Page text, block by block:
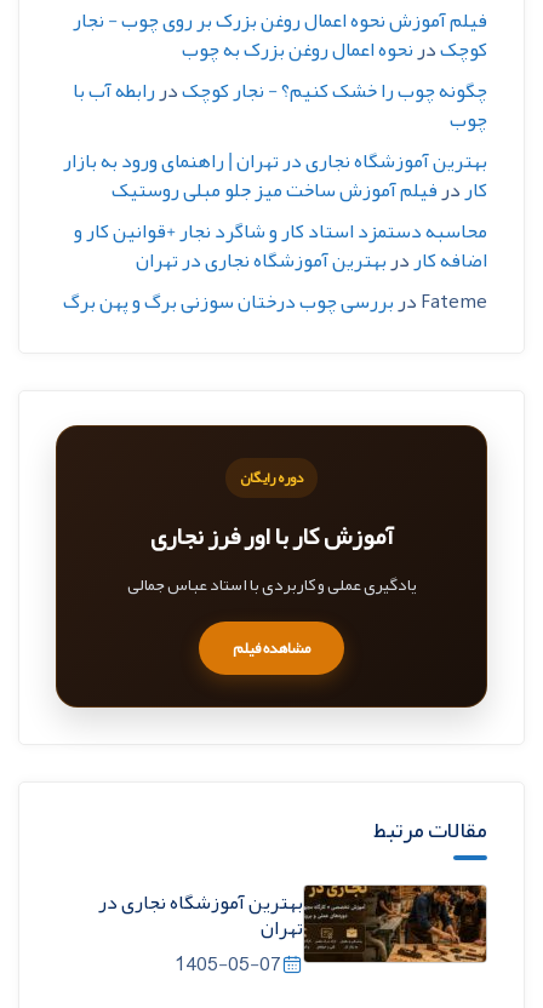
فیلم آموزش نحوه اعمال روغن بزرک بر روی چوب - نجار
کوچکدرنحوه اعمال روغن بزرک به چوب
چگونه چوب را خشک کنیم؟ - نجار کوچکدررابطه آب با
چوب
بهترین آموزشگاه نجاری در تهران | راهنمای ورود به بازار
کاردرفیلم آموزش ساخت میز جلو مبلی روستیک
محاسبه دستمزد استاد کار و شاگرد نجار +قوانین کار و
اضافه کاردربهترین آموزشگاه نجاری در تهران
Fatemeدربررسی چوب درختان سوزنی برگ و پهن برگ
دوره رایگان
آموزش کار با اور فرز نجاری
یادگیری عملی و کاربردی با استاد عباس جمالی
مشاهده فیلم
مقالات مرتبط
بهترین آموزشگاه نجاری در
تهران
1405-05-07